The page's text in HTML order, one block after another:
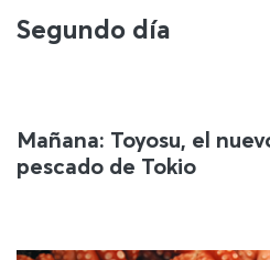
Segundo día
Mañana: Toyosu, el
pescado de Tokio